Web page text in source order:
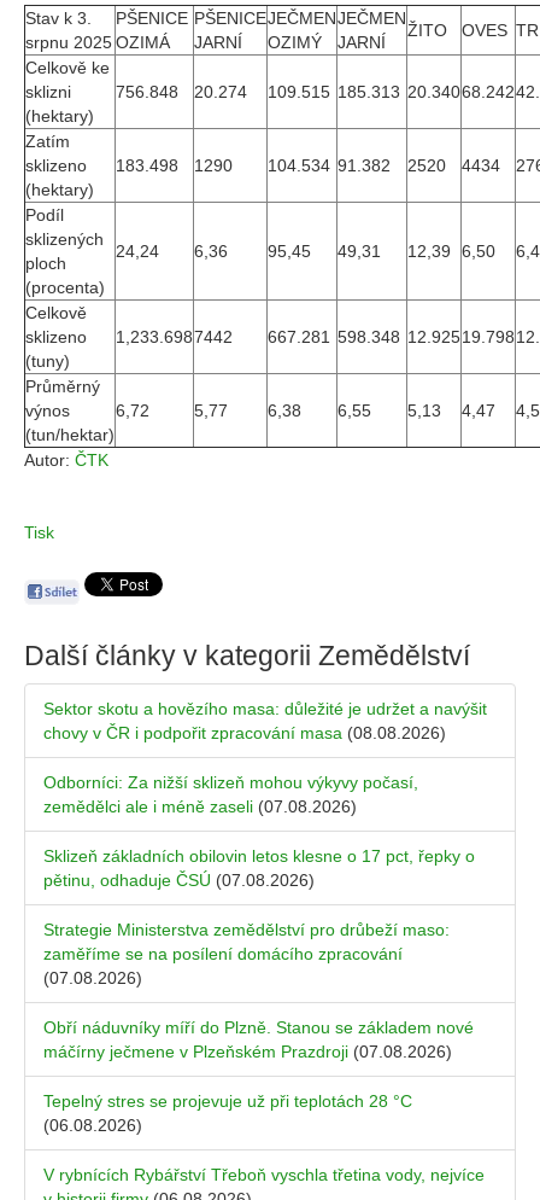
Stav k 3.
srpnu 2025
PŠENICE
OZIMÁ
PŠENICE
JARNÍ
JEČMEN
OZIMÝ
JEČMEN
JARNÍ
ŽITO OVES
Celkově ke
sklizni
(hektary)
756.848 20.274 109.515 185.313 20.34068.242
Zatím
sklizeno
(hektary)
183.498 1290 104.534 91.382 2520 4434
Podíl
sklizených
ploch
(procenta)
24,24 6,36 95,45 49,31 12,39 6,50
Celkově
sklizeno
(tuny)
1,233.6987442 667.281 598.348 12.92519.798
Průměrný
výnos
(tun/hektar)
6,72 5,77 6,38 6,55 5,13 4,47
Autor: ČTK
Tisk
Další články v kategorii Zemědělství
Sektor skotu a hovězího masa: důležité je udržet a navýšit
chovy v ČR i podpořit zpracování masa (08.08.2026)
Odborníci: Za nižší sklizeň mohou výkyvy počasí,
zemědělci ale i méně zaseli (07.08.2026)
Sklizeň základních obilovin letos klesne o 17 pct, řepky o
pětinu, odhaduje ČSÚ (07.08.2026)
Strategie Ministerstva zemědělství pro drůbeží maso:
zaměříme se na posílení domácího zpracování
(07.08.2026)
Obří náduvníky míří do Plzně. Stanou se základem nové
máčírny ječmene v Plzeňském Prazdroji (07.08.2026)
Tepelný stres se projevuje už při teplotách 28 °C
(06.08.2026)
V rybnících Rybářství Třeboň vyschla třetina vody, nejvíce